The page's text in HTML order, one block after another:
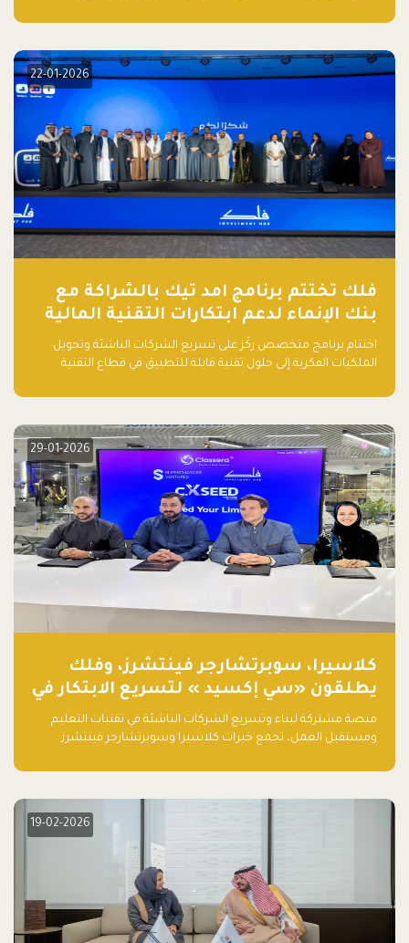
جيدًا لكوكبنا فحسب، بل إنه جيد أيضًا للأعمال”.
22-01-2026
فلك تختتم برنامج امد تيك بالشراكة مع
بنك الإنماء لدعم ابتكارات التقنية المالية
اختتام برنامج متخصص ركّز على تسريع الشركات الناشئة وتحويل
الملكيات الفكرية إلى حلول تقنية قابلة للتطبيق في قطاع التقنية
29-01-2026
كلاسيرا، سوبرتشارجر فينتشرز، وفلك
يطلقون «سي إكسيد » لتسريع الابتكار في
تقنيات التعليم ومستقبل العمل
منصة مشتركة لبناء وتسريع الشركات الناشئة في تقنيات التعليم
ومستقبل العمل، تجمع خبرات كلاسيرا وسوبرتشارجر فينتشرز
العالمية.
19-02-2026